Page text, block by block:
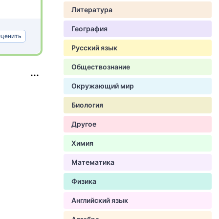
Литература
География
Русский язык
Обществознание
Окружающий мир
Биология
Другое
Химия
Математика
Физика
Английский язык